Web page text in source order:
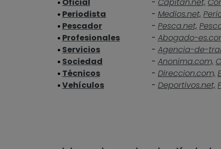
Periodista
- Medios.net,
Pescador
- Pesca.net,
Profesionales
- Abogado-
Servicios
- Agencia-de-
Sociedad
- Anonima.com,
Técnicos
- Direccion.com,
Vehículos
- Deportivos.net,